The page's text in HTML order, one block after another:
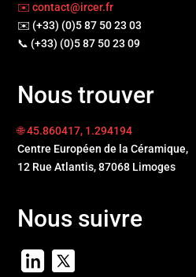
✉️ contact@ircer.fr
✉️ (+33) (0)5 87 50 23 03
📞 (+33) (0)5 87 50 23 09
Nous trouver
🌐 45.860417, 1.294194
Centre Européen de la Céramique,
12 Rue Atlantis, 87068 Limoges
Nous suivre